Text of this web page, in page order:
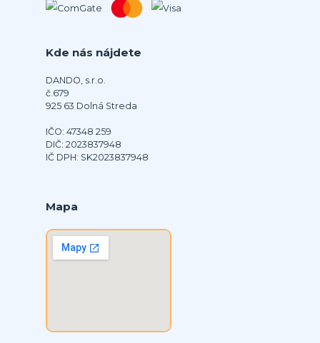
Kde nás nájdete
DANDO, s.r.o.
č.679
925 63 Dolná Streda
IČO: 47348 259
DIČ: 2023837948
IČ DPH: SK2023837948
Mapa